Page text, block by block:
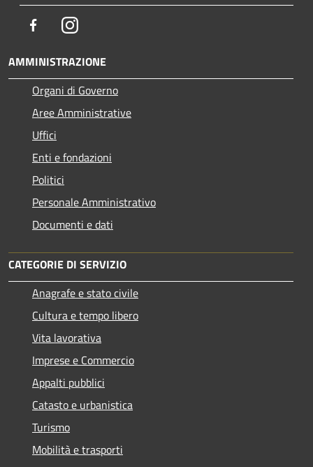
FacebookInstagram
AMMINISTRAZIONE
Organi di Governo
Aree Amministrative
Uffici
Enti e fondazioni
Politici
Personale Amministrativo
Documenti e dati
CATEGORIE DI SERVIZIO
Anagrafe e stato civile
Cultura e tempo libero
Vita lavorativa
Imprese e Commercio
Appalti pubblici
Catasto e urbanistica
Turismo
Mobilità e trasporti